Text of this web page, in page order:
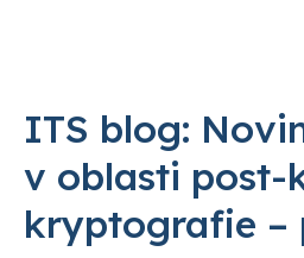
ITS blog:
v oblasti post-
kryptografie –